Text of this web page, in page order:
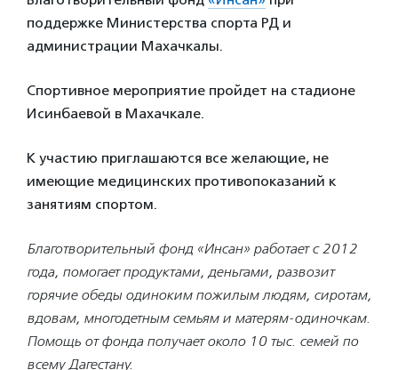
поддержке Министерства спорта РД и
администрации Махачкалы.
Спортивное мероприятие пройдет на стадионе
Исинбаевой в Махачкале.
К участию приглашаются все желающие, не
имеющие медицинских противопоказаний к
занятиям спортом.
Благотворительный фонд «Инсан» работает с 2012
года, помогает продуктами, деньгами, развозит
горячие обеды одиноким пожилым людям, сиротам,
вдовам, многодетным семьям и матерям-одиночкам.
Помощь от фонда получает около 10 тыс. семей по
всему Дагестану.